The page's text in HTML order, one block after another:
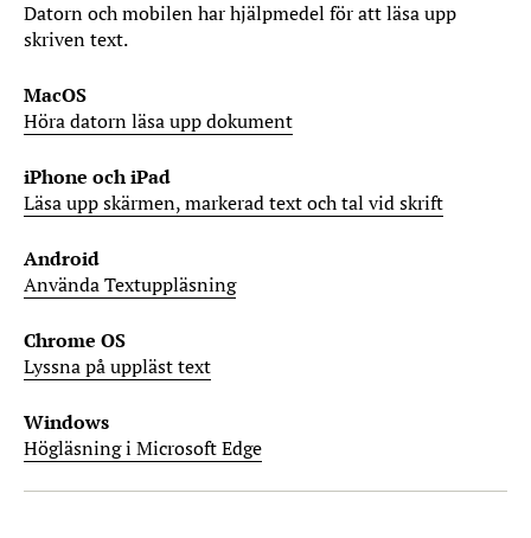
Datorn och mobilen har hjälpmedel för att läsa upp
skriven text.
MacOS
Höra datorn läsa upp dokument
iPhone och iPad
Läsa upp skärmen, markerad text och tal vid skrift
Android
Använda Textuppläsning
Chrome OS
Lyssna på uppläst text
Windows
Högläsning i Microsoft Edge